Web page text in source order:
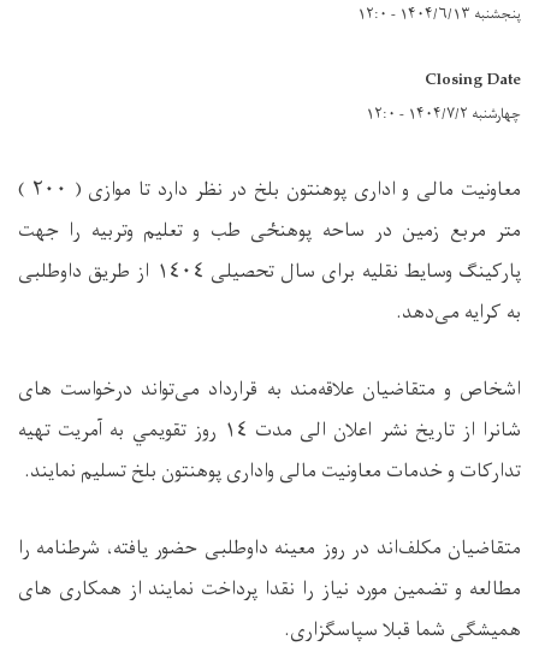
پنجشنبه ۱۴۰۴/۶/۱۳ - ۱۲:۰
Closing Date
چهارشنبه ۱۴۰۴/۷/۲ - ۱۲:۰
معاونیت مالی و اداری پوهنتون بلخ در نظر دارد تا موازی ( ٢٠٠ )
متر مربع زمین در ساحه پوهنځی طب و تعلیم وتربیه را جهت
پارکینګ وسایط نقلیه برای‌ سال تحصیلی ١٤٠٤ از طريق داوطلبی
به کرایه می‌دهد.
اشخاص و متقاضیان علاقه‌مند به‌ قرارداد می‌تواند درخواست های
شانرا از تاریخ نشر اعلان الی مدت ١٤ روز تقویمي به آمريت تهیه
تدارکات و خدمات معاونیت مالی واداری پوهنتون بلخ تسليم نمایند.
متقاضیان مکلف‌اند در روز معینه داوطلبی حضور یافته، شرطنامه را
مطالعه و تضمین مورد نیاز را نقدا پرداخت نمایند از همکاری های
همیشگی شما قبلا سپاسگزاری.